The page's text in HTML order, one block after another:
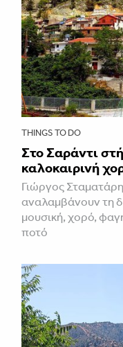
THINGS TO DO
Στο Σαράντι
καλοκαιρινή
Γιώργος
αναλαμβάνουν τη
μουσική, χορό,
ποτό